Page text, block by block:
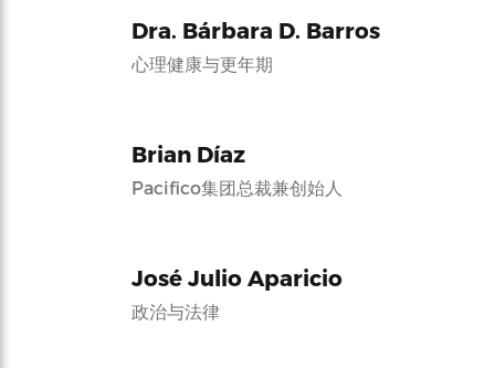
Dra. Bárbara D. Barros
心理健康与更年期
Brian Díaz
Pacifico集团总裁兼创始人
José Julio Aparicio
政治与法律